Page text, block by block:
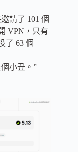
請了 101 個
VPN，只有
了 63 個
小丑。”